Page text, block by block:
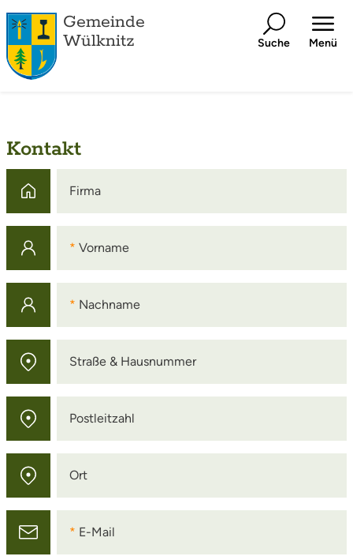
Gemeinde
Wülknitz
Suche Menü
Kontakt
Firma Firma
Vorname Vorname
Nachname Nachname
Straße & Hausnummer
Straße & Hausnummer
PostleitzahlPostleitzahl
Ort Ort
E-Mail E-Mail